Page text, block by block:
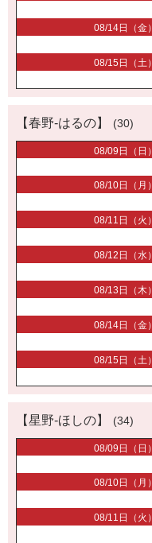
08/14日（金）
08/15日（土）
【春野-はるの】 (30)
08/09日（日）
08/10日（月）
08/11日（火）
08/12日（水）
08/13日（木）
08/14日（金）
08/15日（土）
【星野-ほしの】 (34)
08/09日（日）
08/10日（月）
08/11日（火）